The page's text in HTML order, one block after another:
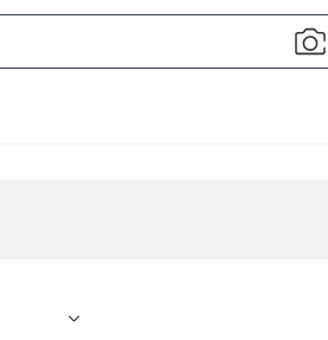
Bar